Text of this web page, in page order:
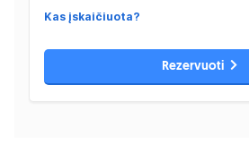
Kas įskaičiuota?
Rezervuoti